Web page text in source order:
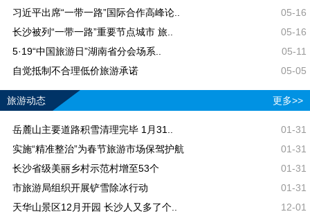
习近平出席“一带一路”国际合作高峰论..
05-16
长沙被列“一带一路”重要节点城市 旅..
05-16
5·19“中国旅游日”湖南省分会场系..
05-11
自觉抵制不合理低价旅游承诺
05-05
旅游动态 更多>>
岳麓山主要道路积雪清理完毕 1月31..
01-31
实施“精准整治”为春节旅游市场保驾护航
01-31
长沙省级美丽乡村示范村增至53个
01-31
市旅游局组织开展铲雪除冰行动
01-31
天华山景区12月开园 长沙人又多了个..
12-01